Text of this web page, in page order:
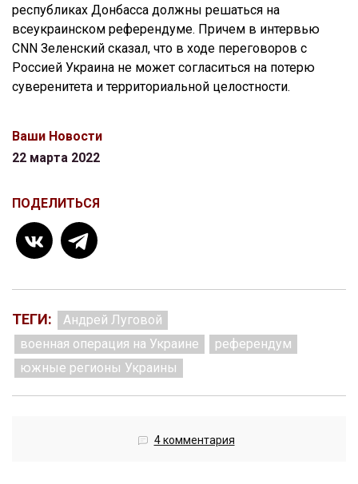
республиках Донбасса должны решаться на
всеукраинском референдуме. Причем в интервью
CNN Зеленский сказал, что в ходе переговоров с
Россией Украина не может согласиться на потерю
суверенитета и территориальной целостности.
Ваши Новости
22 марта 2022
ПОДЕЛИТЬСЯ
ТЕГИ:
Андрей Луговой
военная операция на Украине
референдум
южные регионы Украины
4 комментария